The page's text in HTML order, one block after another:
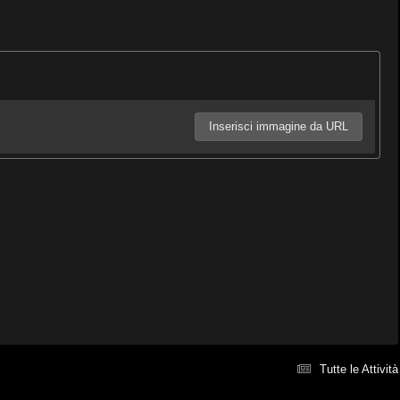
Inserisci immagine da URL
Tutte le Attività